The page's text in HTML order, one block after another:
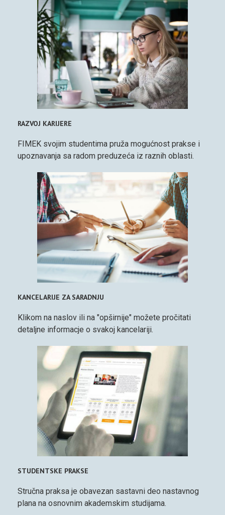
RAZVOJ KARIJERE
FIMEK svojim studentima pruža mogućnost prakse i
upoznavanja sa radom preduzeća iz raznih oblasti.
KANCELARIJE ZA SARADNJU
Klikom na naslov ili na "opširnije" možete pročitati
detaljne informacje o svakoj kancelariji.
STUDENTSKE PRAKSE
Stručna praksa je obavezan sastavni deo nastavnog
plana na osnovnim akademskim studijama.